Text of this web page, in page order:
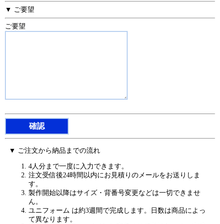
▼ ご要望
ご要望
▼ ご注文から納品までの流れ
4人分まで一度に入力できます。
注文受信後24時間以内にお見積りのメールをお送りしま
す。
製作開始以降はサイズ・背番号変更などは一切できませ
ん。
ユニフォーム は約3週間で完成します。日数は商品によっ
て異なります。